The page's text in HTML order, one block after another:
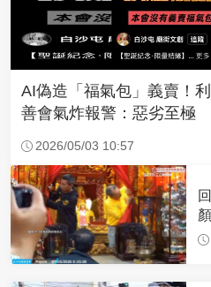
AI偽造「福氣包」義賣！
善會氣炸報警：惡劣至極
2026/05/03 10:57